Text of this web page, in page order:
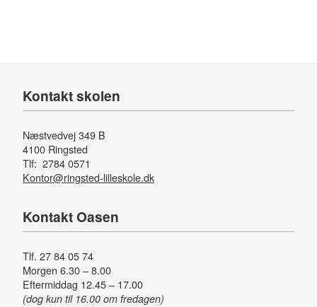
Kontakt skolen
Næstvedvej 349 B
4100 Ringsted
Tlf: 2784 0571
Kontor@ringsted-lilleskole.dk
Kontakt Oasen
Tlf. 27 84 05 74
Morgen 6.30 – 8.00
Eftermiddag 12.45 – 17.00
(dog kun til 16.00 om fredagen)